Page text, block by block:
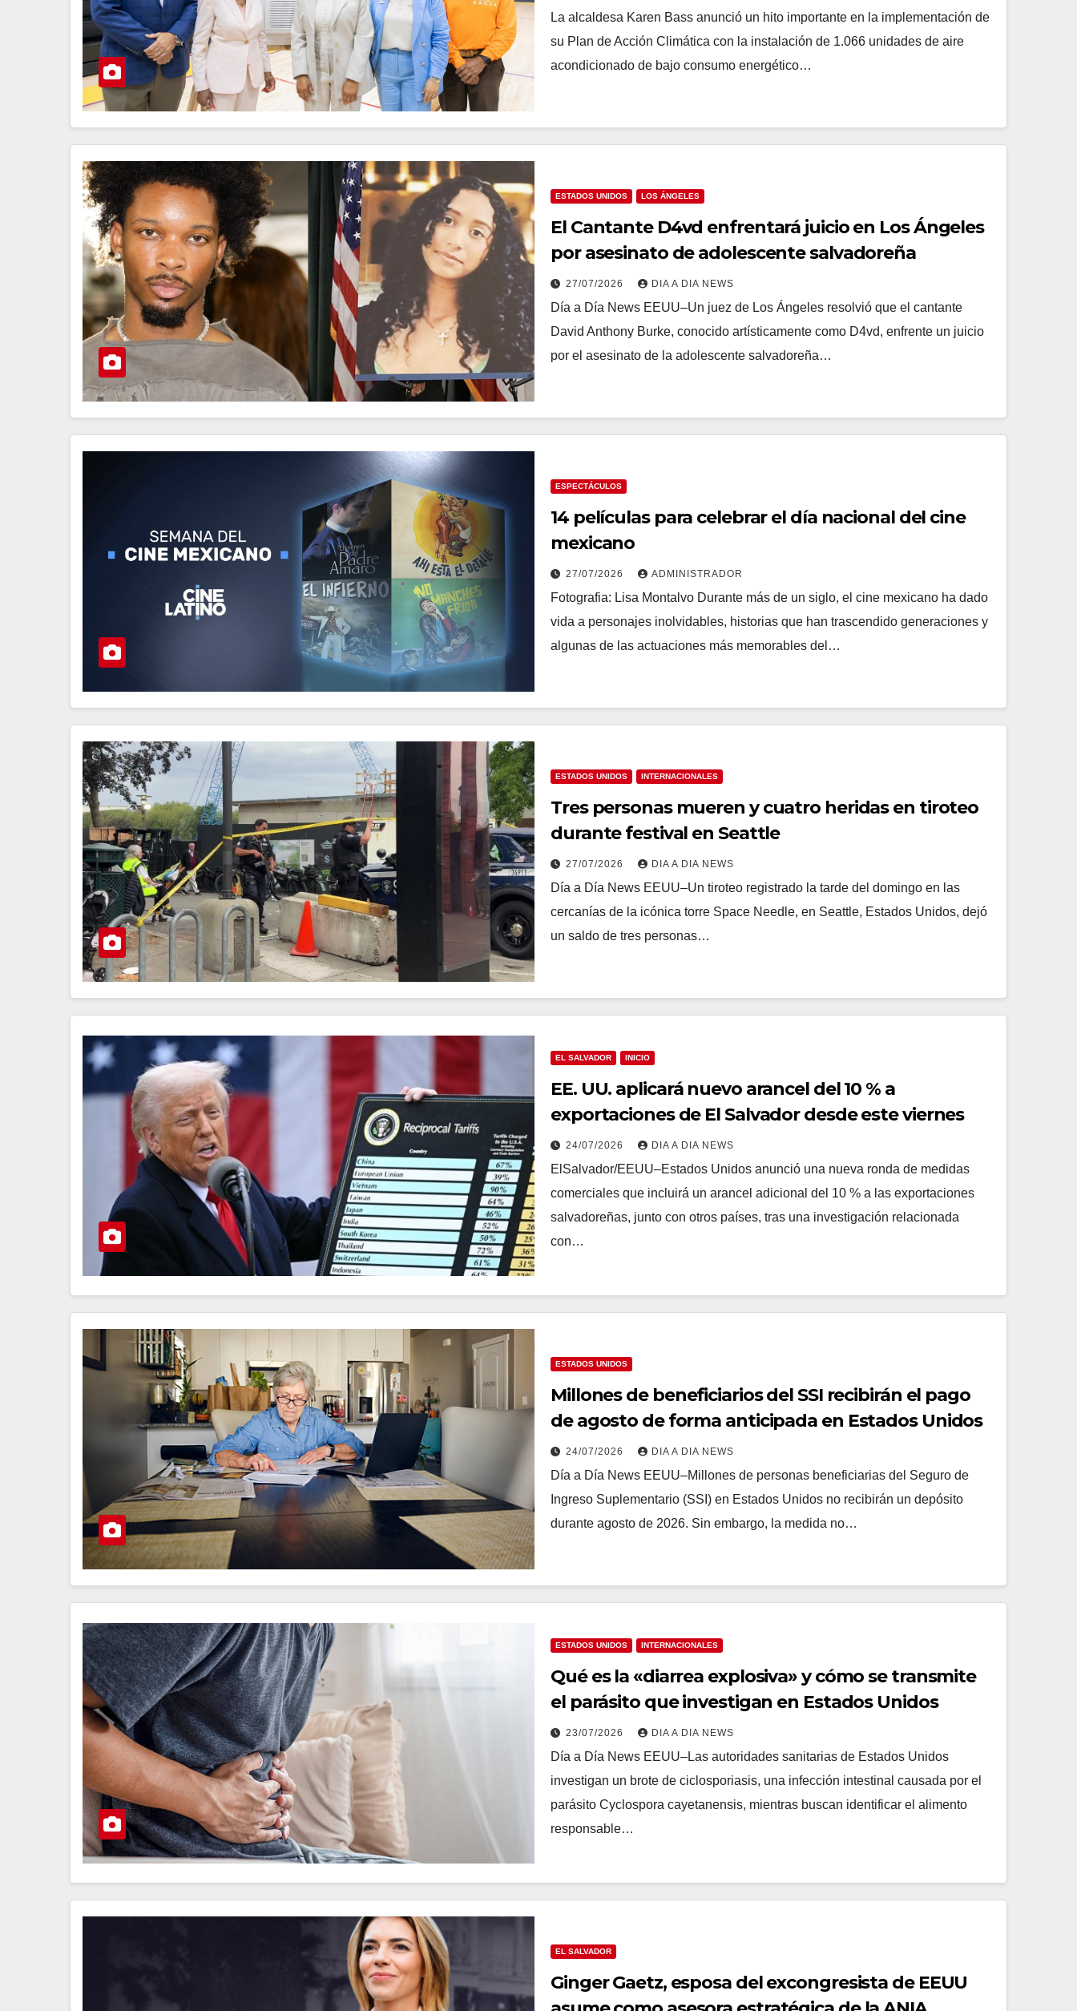
La alcaldesa Karen Bass anunció un hito importante en la implementación de
su Plan de Acción Climática con la instalación de 1.066 unidades de aire
acondicionado de bajo consumo energético…
ESTADOS UNIDOS LOS ÁNGELES
El Cantante D4vd enfrentará juicio en Los Ángeles
por asesinato de adolescente salvadoreña
27/07/2026 DIA A DIA NEWS
Día a Día News EEUU–Un juez de Los Ángeles resolvió que el cantante
David Anthony Burke, conocido artísticamente como D4vd, enfrente un juicio
por el asesinato de la adolescente salvadoreña…
ESPECTÁCULOS
14 películas para celebrar el día nacional del cine
mexicano
27/07/2026 ADMINISTRADOR
Fotografia: Lisa Montalvo Durante más de un siglo, el cine mexicano ha dado
vida a personajes inolvidables, historias que han trascendido generaciones y
algunas de las actuaciones más memorables del…
ESTADOS UNIDOS INTERNACIONALES
Tres personas mueren y cuatro heridas en tiroteo
durante festival en Seattle
27/07/2026 DIA A DIA NEWS
Día a Día News EEUU–Un tiroteo registrado la tarde del domingo en las
cercanías de la icónica torre Space Needle, en Seattle, Estados Unidos, dejó
un saldo de tres personas…
EL SALVADOR INICIO
EE. UU. aplicará nuevo arancel del 10 % a
exportaciones de El Salvador desde este viernes
24/07/2026 DIA A DIA NEWS
ElSalvador/EEUU–Estados Unidos anunció una nueva ronda de medidas
comerciales que incluirá un arancel adicional del 10 % a las exportaciones
salvadoreñas, junto con otros países, tras una investigación relacionada
con…
ESTADOS UNIDOS
Millones de beneficiarios del SSI recibirán el pago
de agosto de forma anticipada en Estados Unidos
24/07/2026 DIA A DIA NEWS
Día a Día News EEUU–Millones de personas beneficiarias del Seguro de
Ingreso Suplementario (SSI) en Estados Unidos no recibirán un depósito
durante agosto de 2026. Sin embargo, la medida no…
ESTADOS UNIDOS INTERNACIONALES
Qué es la «diarrea explosiva» y cómo se transmite
el parásito que investigan en Estados Unidos
23/07/2026 DIA A DIA NEWS
Día a Día News EEUU–Las autoridades sanitarias de Estados Unidos
investigan un brote de ciclosporiasis, una infección intestinal causada por el
parásito Cyclospora cayetanensis, mientras buscan identificar el alimento
responsable…
EL SALVADOR
Ginger Gaetz, esposa del excongresista de EEUU